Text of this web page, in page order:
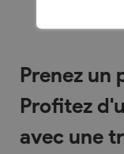
Prenez un
Profitez
avec une